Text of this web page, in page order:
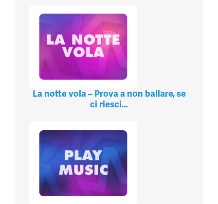
La notte vola – Prova a non ballare, se
ci riesci…